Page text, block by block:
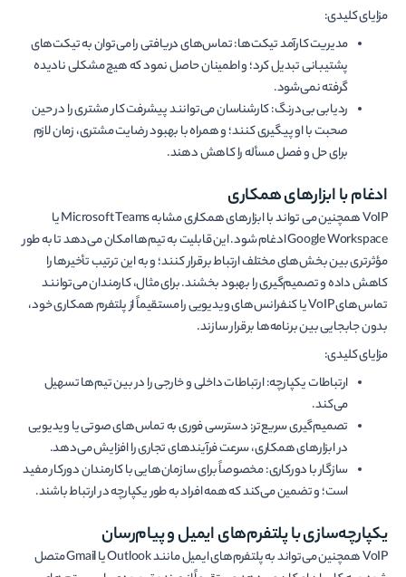
مزایای کلیدی:
مدیریت کارآمد تیکت‌ها: تماس‌های دریافتی را می‌توان به تیکت‌های
پشتیبانی تبدیل کرد؛ و اطمینان حاصل نمود که هیچ مشکلی نادیده
گرفته نمی‌شود.
ردیابی بی‌درنگ: کارشناسان می‌توانند پیشرفت کار مشتری را در حین
صحبت با او پیگیری کنند؛ و همراه با بهبود رضایت مشتری، زمان‌ لازم
برای حل و فصل مسأله را کاهش دهند.
ادغام با ابزارهای همکاری
VoIP همچنین می تواند با ابزارهای همکاری مشابه Microsoft Teams یا
Google Workspace ادغام شود. این قابلیت به تیم‌ها امکان می‌دهد تا به طور
مؤثرتری بین بخش‌های مختلف ارتباط برقرار کنند؛ و به این ترتیب تأخیرها را
کاهش داده و تصمیم‌گیری را بهبود بخشند. برای مثال، کارمندان می‌توانند
تماس‌های VoIP یا کنفرانس‌های ویدیویی را مستقیماً از پلتفرم همکاری خود،
بدون جابجایی بین برنامه‌ها برقرار سازند.
مزایای کلیدی:
ارتباطات یکپارچه: ارتباطات داخلی و خارجی را در بین تیم‌ها تسهیل
می‌کند.
تصمیم‌گیری سریع‌تر: دسترسی فوری به تماس‌های صوتی یا ویدیویی
در ابزارهای همکاری، سرعت فرآیندهای تجاری را افزایش می‌دهد.
سازگار با دورکاری: مخصوصاً برای سازمان‌هایی با کارمندان دورکار مفید
است؛ و تضمین می‌کند که همه افراد به طور یکپارچه در ارتباط باشند.
یکپارچه‌سازی با پلتفرم‌های ایمیل و پیام‌رسان
VoIP همچنین می‌تواند به پلتفرم‌های ایمیل مانند Outlook یا Gmail متصل